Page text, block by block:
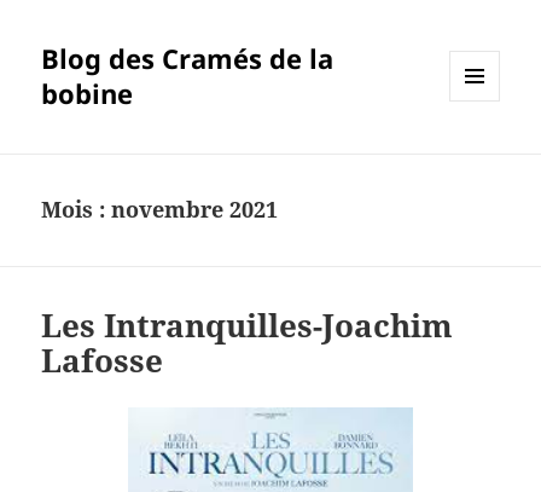
Blog des Cramés de la
bobine
Mois :novembre 2021
Les Intranquilles-Joachim
Lafosse